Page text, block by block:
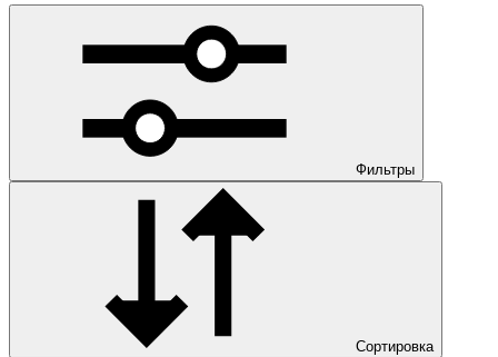
Фильтры
Сортировка